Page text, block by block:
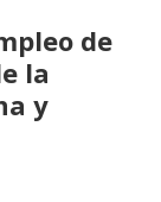
de
la
y